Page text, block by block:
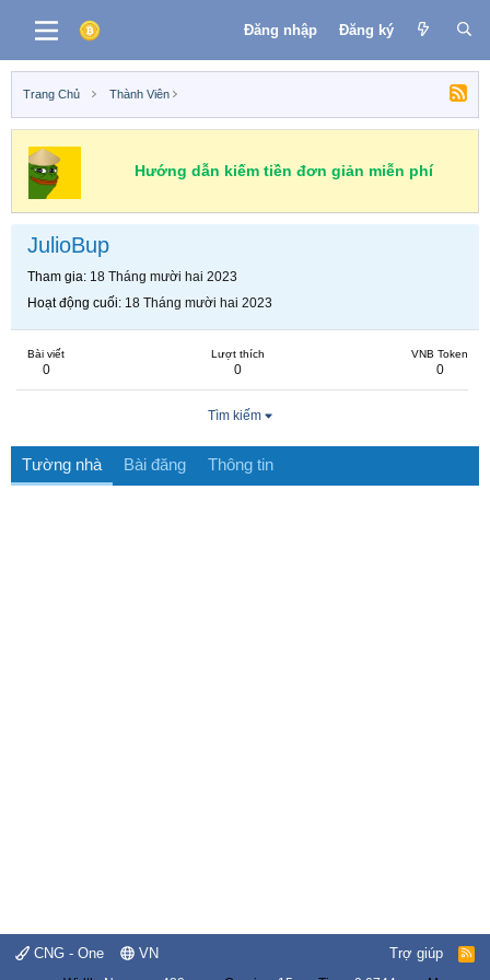
Đăng nhập Đăng ký
Trang Chủ Thành Viên
Hướng dẫn kiếm tiền đơn giản miễn phí
JulioBup
Tham gia 18 Tháng mười hai 2023
Hoạt động cuối 18 Tháng mười hai 2023
Bài viết
0
Lượt thích
0
VNB Token
0
Tìm kiếm
Tường nhà Bài đăng Thông tin
CNG - One VN Trợ giúp
R